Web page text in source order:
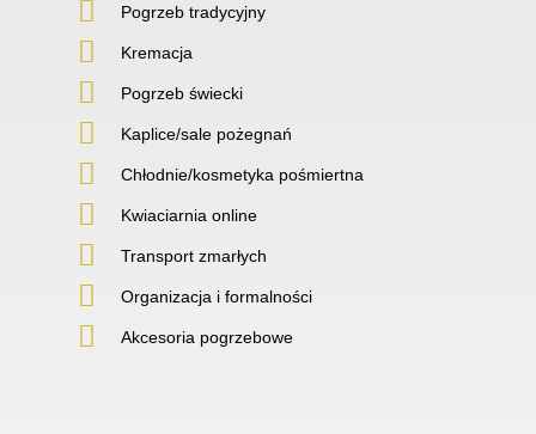
Pogrzeb tradycyjny
Kremacja
Pogrzeb świecki
Kaplice/sale pożegnań
Chłodnie/kosmetyka pośmiertna
Kwiaciarnia online
Transport zmarłych
Organizacja i formalności
Akcesoria pogrzebowe